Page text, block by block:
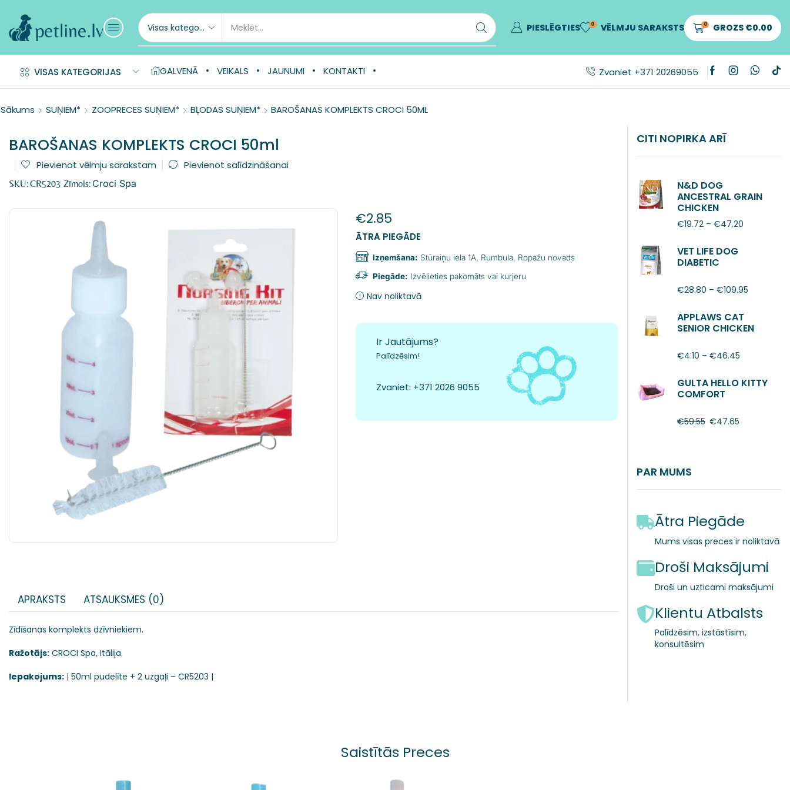
PIESLĒGTIES 0 VĒLMJU SARAKSTS 0 GROZS €0.00
VISAS KATEGORIJAS GALVENĀ VEIKALS JAUNUMI KONTAKTI Zvaniet +371 20269055
Sākums SUŅIEM* ZOOPRECES SUŅIEM* BĻODAS SUŅIEM* BAROŠANAS KOMPLEKTS CROCI 50ML
BAROŠANAS KOMPLEKTS CROCI 50ml
Pievienot vēlmju sarakstam Pievienot salīdzināšanai
SKU:CR5203 Zīmols: Croci Spa
€2.85
ĀTRA PIEGĀDE
Izņemšana: Stūraiņu iela 1A, Rumbula, Ropažu novads
Piegāde: Izvēlieties pakomāts vai kurjeru
Nav noliktavā
Ir Jautājums?
Palīdzēsim!
Zvaniet: +371 2026 9055
APRAKSTS ATSAUKSMES (0)
Zīdīšanas komplekts dzīvniekiem.
Ražotājs: CROCI Spa, Itālija.
Iepakojums: | 50ml pudelīte + 2 uzgaļi – CR5203 |
CITI NOPIRKA ARĪ
N&D DOG
ANCESTRAL GRAIN
CHICKEN
POMEGRANATE
ADULT MINI
€19.72 – €47.20
VET LIFE DOG
DIABETIC
€28.80 – €109.95
APPLAWS CAT
SENIOR CHICKEN
€4.10 – €46.45
GULTA HELLO KITTY
COMFORT
€59.55 €47.65
PAR MUMS
Ātra Piegāde
Mums visas preces ir noliktavā
Droši Maksājumi
Droši un uzticami maksājumi
Klientu Atbalsts
Palīdzēsim, izstāstīsim,
konsultēsim
Saistītās Preces